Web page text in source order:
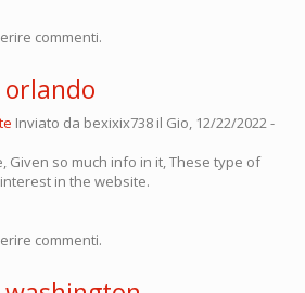
commenti.
orlando
Inviato da bexixix738 il Gio, 12/22/2022 -
Given so much info in it, These type of
in the website.
commenti.